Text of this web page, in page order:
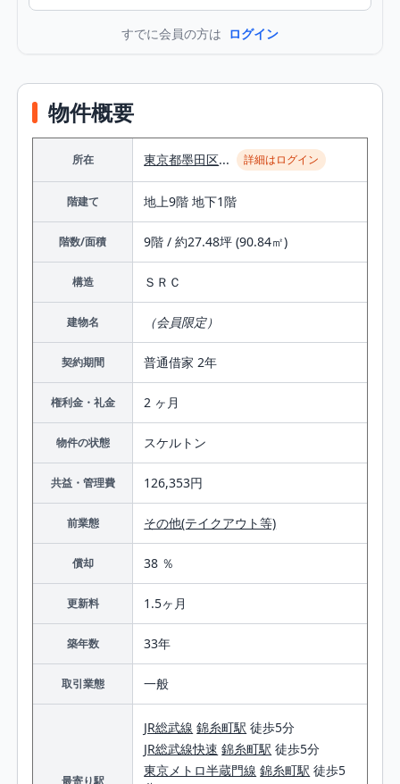
すでに会員の方は ログイン
物件概要
所在 東京都墨田区... 詳細はログイン
階建て 地上9階 地下1階
階数/面積 9階 / 約27.48坪 (90.84㎡)
構造 ＳＲＣ
建物名 （会員限定）
契約期間 普通借家 2年
権利金・礼金 2 ヶ月
物件の状態 スケルトン
共益・管理費 126,353円
前業態 その他(テイクアウト等)
償却 38 ％
更新料 1.5ヶ月
築年数 33年
取引業態 一般
最寄り駅
JR総武線 錦糸町駅 徒歩5分
JR総武線快速 錦糸町駅 徒歩5分
東京メトロ半蔵門線 錦糸町駅 徒歩5